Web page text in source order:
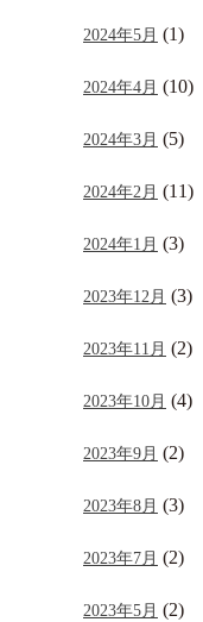
2024年5月 (1)
2024年4月 (10)
2024年3月 (5)
2024年2月 (11)
2024年1月 (3)
2023年12月 (3)
2023年11月 (2)
2023年10月 (4)
2023年9月 (2)
2023年8月 (3)
2023年7月 (2)
2023年5月 (2)